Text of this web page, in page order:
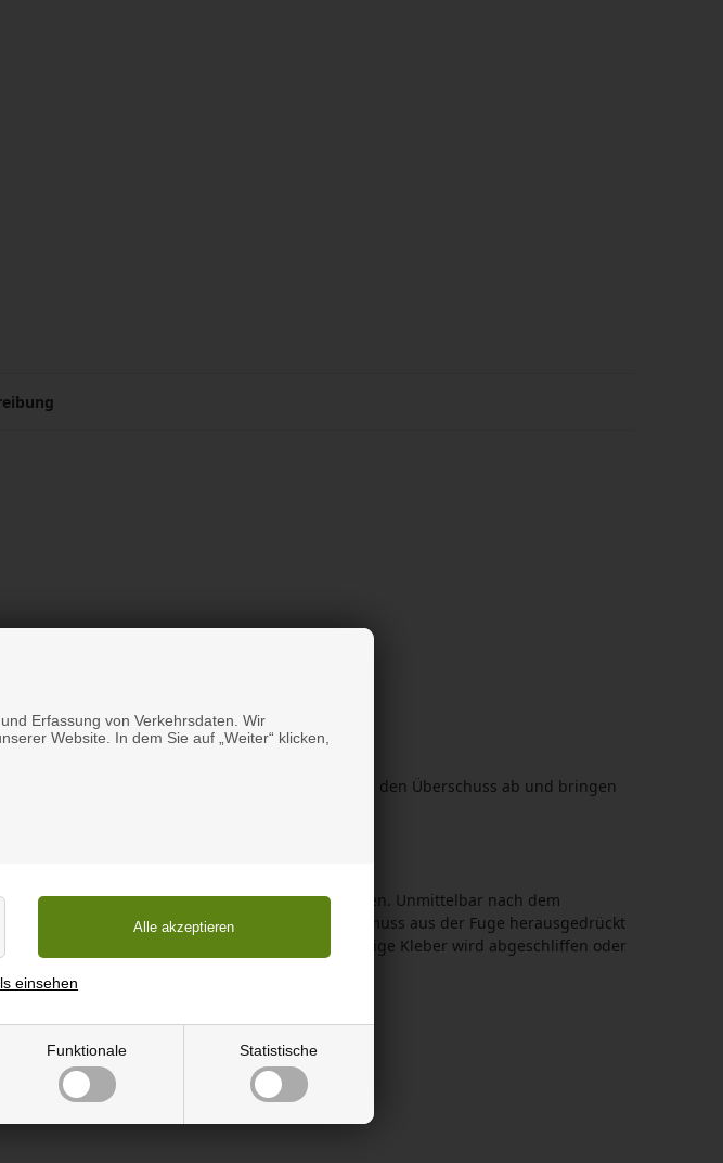
Erfassung von Verkehrsdaten. Wir
Website. In dem Sie auf „Weiter“ klicken,
Funktionale Statistische
einsehen
an einer 12 mm Platte).
aus beiden Behältern kommt. Wischen Sie den Überschuss ab und bringen
Menge auf die zu klebende Fläche auftragen. Unmittelbar nach dem
z. B. mit Schraubzwingen. Der Kleber muss aus der Fuge herausgedrückt
entfernt werden. Der überschüssige Kleber wird abgeschliffen oder
verklebt werden.
wiederverwendet werden können.
tragen.